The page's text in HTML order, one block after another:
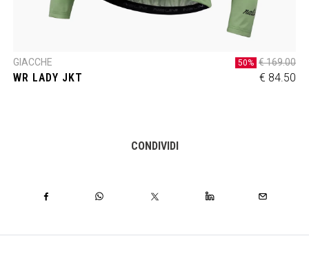
GIACCHE
WR LADY JKT
50% € 169.00
€ 84.50
CONDIVIDI